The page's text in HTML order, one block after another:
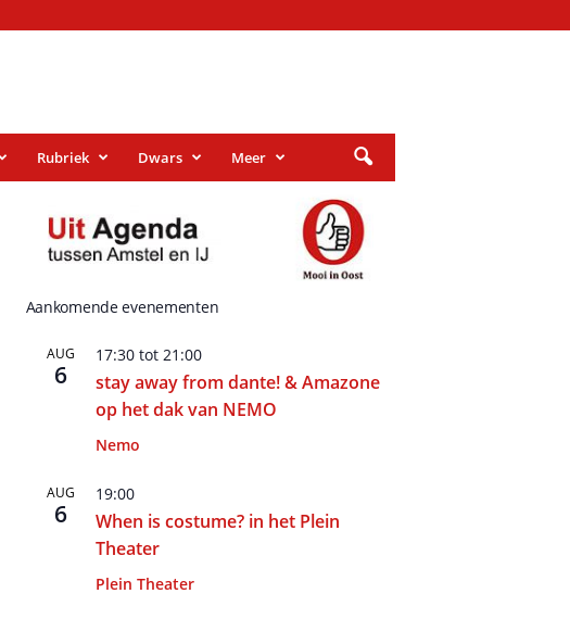
Rubriek Dwars Meer
Aankomende evenementen
AUG
6
17:30tot 21:00
stay away from dante! & Amazone
op het dak van NEMO
Nemo
AUG
6
19:00
When is costume? in het Plein
Theater
Plein Theater